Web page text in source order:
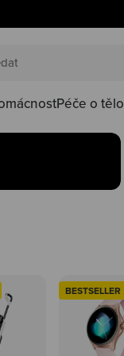
Péče o tělo
happy
ve
BESTSELLER